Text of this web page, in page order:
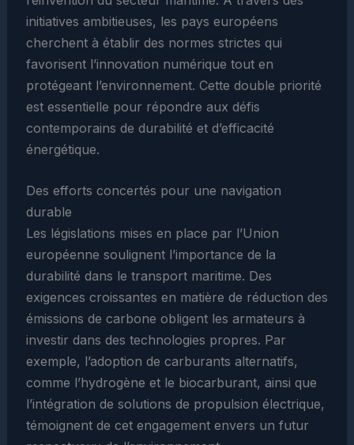
initiatives ambitieuses, les pays européens
cherchent à établir des normes strictes qui
favorisent l’innovation numérique tout en
protégeant l’environnement. Cette double priorité
est essentielle pour répondre aux défis
contemporains de durabilité et d’efficacité
énergétique.
Des efforts concertés pour une navigation
durable
Les législations mises en place par l’Union
européenne soulignent l’importance de la
durabilité dans le transport maritime. Des
exigences croissantes en matière de réduction des
émissions de carbone obligent les armateurs à
investir dans des technologies propres. Par
exemple, l’adoption de carburants alternatifs,
comme l’hydrogène et le biocarburant, ainsi que
l’intégration de solutions de propulsion électrique,
témoignent de cet engagement envers un futur